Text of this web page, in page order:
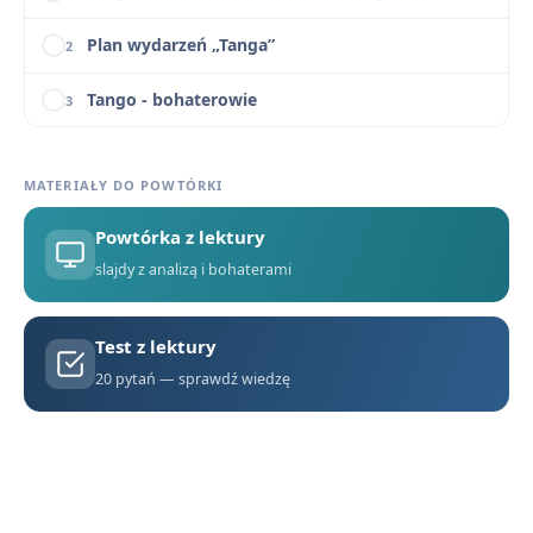
2 Plan wydarzeń „Tanga”
3 Tango - bohaterowie
5 Kompozycja, język i styl „Tanga”
6
7 Słowniczek pojęć do „Tanga”
8
MATERIAŁY DO POWTÓRKI
Powtórka z lektury
slajdy z analizą i bohaterami
Test z lektury
20 pytań — sprawdź wiedzę